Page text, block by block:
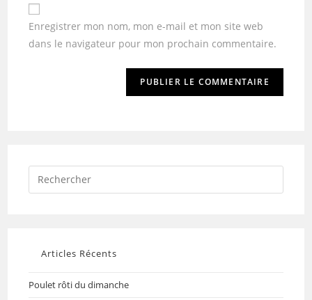
Enregistrer mon nom, mon e-mail et mon site web
dans le navigateur pour mon prochain commentaire.
Articles Récents
Poulet rôti du dimanche